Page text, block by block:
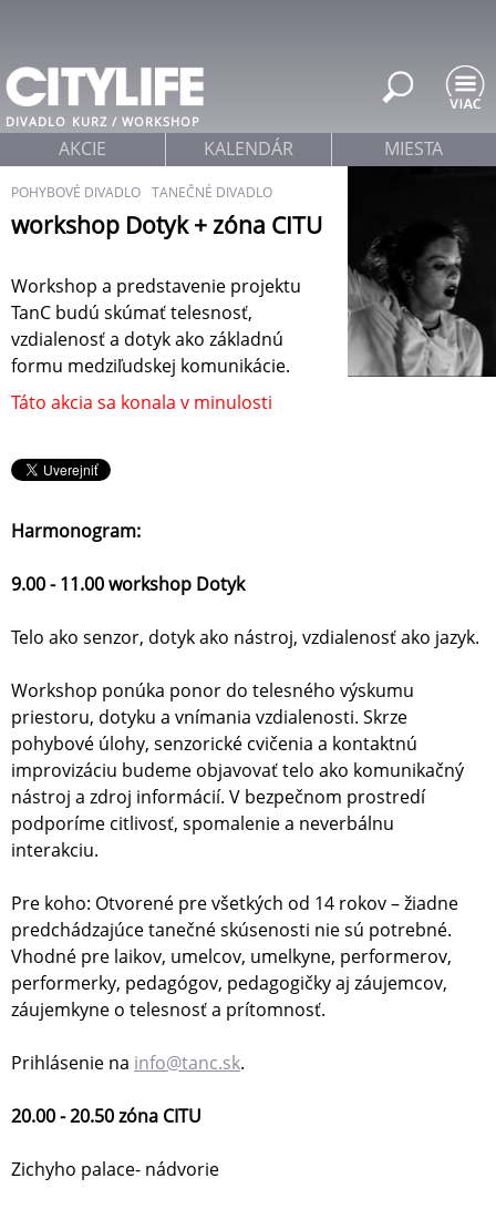
DIVADLO KURZ / WORKSHOP
POHYBOVÉ DIVADLO TANEČNÉ DIVADLO
workshop Dotyk + zóna CITU
Workshop a predstavenie projektu
TanC budú skúmať telesnosť,
vzdialenosť a dotyk ako základnú
formu medziľudskej komunikácie.
Táto akcia sa konala v minulosti
Harmonogram:
9.00 - 11.00 workshop Dotyk
Telo ako senzor, dotyk ako nástroj, vzdialenosť ako jazyk.
Workshop ponúka ponor do telesného výskumu
priestoru, dotyku a vnímania vzdialenosti. Skrze
pohybové úlohy, senzorické cvičenia a kontaktnú
improvizáciu budeme objavovať telo ako komunikačný
nástroj a zdroj informácií. V bezpečnom prostredí
podporíme citlivosť, spomalenie a neverbálnu
interakciu.
Pre koho: Otvorené pre všetkých od 14 rokov – žiadne
predchádzajúce tanečné skúsenosti nie sú potrebné.
Vhodné pre laikov, umelcov, umelkyne, performerov,
performerky, pedagógov, pedagogičky aj záujemcov,
záujemkyne o telesnosť a prítomnosť.
Prihlásenie na info@tanc.sk.
20.00 - 20.50 zóna CITU
Zichyho palace- nádvorie
AKCIE KALENDÁR MIESTA